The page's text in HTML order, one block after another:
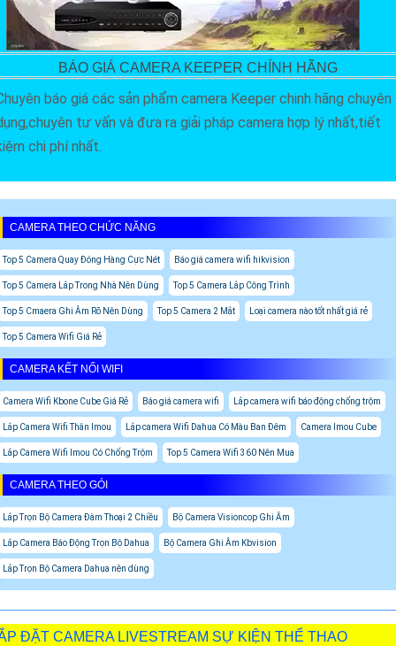
BÁO GIÁ CAMERA KEEPER CHÍNH HÃNG
báo giá các sản phẩm camera Keeper chinh hãng chuyên
tư vấn và đưa ra giải pháp camera hợp lý nhất,tiết
chi phí nhất.
CAMERA THEO CHỨC NĂNG
Top 5 Camera Quay Đóng Hàng Cực Nét Báo giá camera wifi hikvision
Top 5 Camera Lắp Trong Nhà Nên Dùng Top 5 Camera Lắp Công Trình
Top 5 Cmaera Ghi Âm Rõ Nên Dùng Top 5 Camera 2 Mắt Loại camera nào tốt nhất giá rẻ
Top 5 Camera Wifi Giá Rẻ
CAMERA KẾT NỐI WIFI
Camera Wifi Kbone Cube Giá Rẻ Báo giá camera wifi Lắp camera wifi báo động chống trộm
Lắp Camera Wifi Thân Imou Lắp camera Wifi Dahua Có Màu Ban Đêm Camera Imou Cube
Lắp Camera Wifi Imou Có Chống Trộm Top 5 Camera Wifi 360 Nên Mua
CAMERA THEO GÓI
Lắp Trọn Bộ Camera Đàm Thoại 2 Chiều Bộ Camera Visioncop Ghi Âm
Lắp Camera Báo Động Trọn Bộ Dahua Bộ Camera Ghi Âm Kbvision
Lắp Trọn Bộ Camera Dahua nên dùng
ĐẶT CAMERA LIVESTREAM SỰ KIỆN THỂ THAO